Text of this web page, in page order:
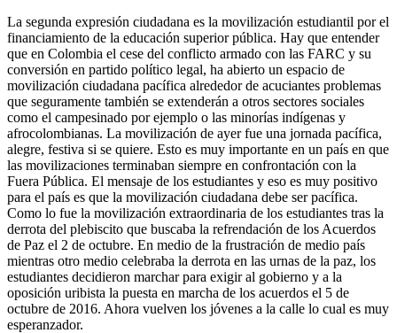
La segunda expresión ciudadana es la movilización estudiantil por el
financiamiento de la educación superior pública. Hay que entender
que en Colombia el cese del conflicto armado con las FARC y su
conversión en partido político legal, ha abierto un espacio de
movilización ciudadana pacífica alrededor de acuciantes problemas
que seguramente también se extenderán a otros sectores sociales
como el campesinado por ejemplo o las minorías indígenas y
afrocolombianas. La movilización de ayer fue una jornada pacífica,
alegre, festiva si se quiere. Esto es muy importante en un país en que
las movilizaciones terminaban siempre en confrontación con la
Fuera Pública. El mensaje de los estudiantes y eso es muy positivo
para el país es que la movilización ciudadana debe ser pacífica.
Como lo fue la movilización extraordinaria de los estudiantes tras la
derrota del plebiscito que buscaba la refrendación de los Acuerdos
de Paz el 2 de octubre. En medio de la frustración de medio país
mientras otro medio celebraba la derrota en las urnas de la paz, los
estudiantes decidieron marchar para exigir al gobierno y a la
oposición uribista la puesta en marcha de los acuerdos el 5 de
octubre de 2016. Ahora vuelven los jóvenes a la calle lo cual es muy
esperanzador.